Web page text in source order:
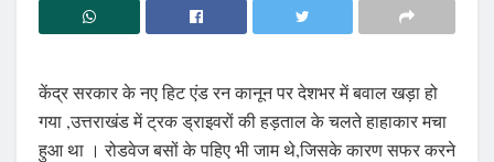
केंद्र सरकार के नए हिट एंड रन कानून पर देशभर में बवाल खड़ा हो
गया ,उत्तराखंड में ट्रक ड्राइवरों की हड़ताल के चलते हाहाकार मचा
हुआ था । रोडवेज बसों के पहिए भी जाम थे,जिसके कारण सफर करने